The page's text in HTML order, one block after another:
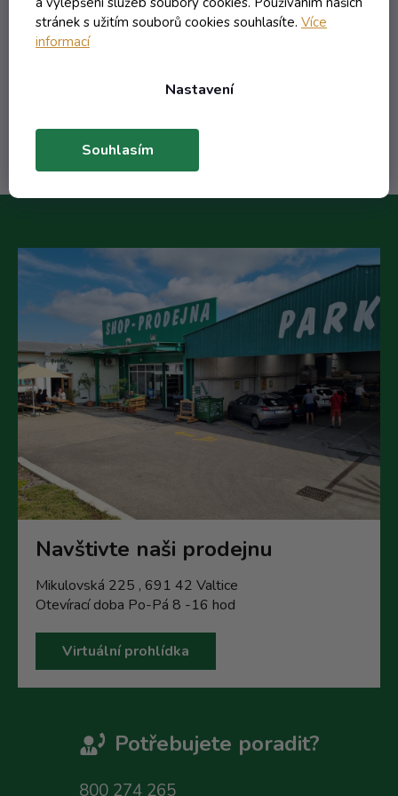
stránek s užitím souborů cookies souhlasíte. Více
informací
Nastavení
Souhlasím
205,06 Kč včetně DPH
Navštivte naši prodejnu
Mikulovská 225 , 691 42 Valtice
Otevírací doba Po-Pá 8 -16 hod
Virtuální prohlídka
Potřebujete poradit?
800 274 265